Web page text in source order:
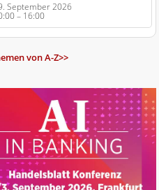
September 2026
– 16:00
von A-Z>>